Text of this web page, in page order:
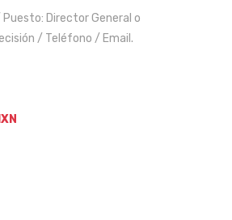
Director General o
/ Teléfono / Email.